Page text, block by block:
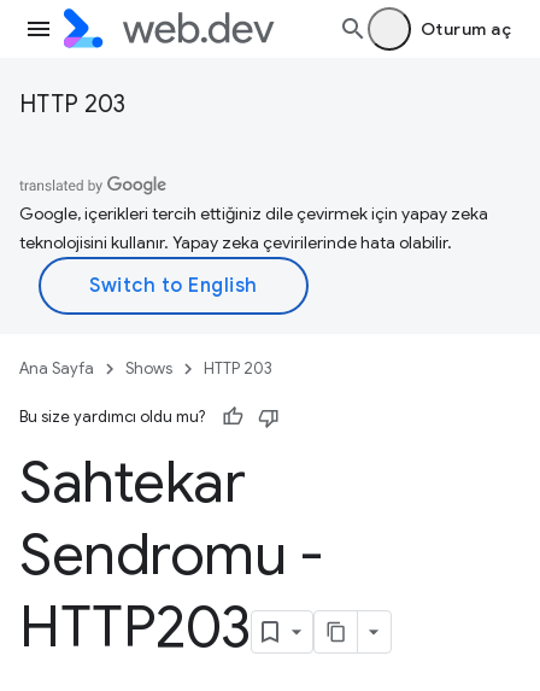
Oturum aç
HTTP 203
Google, içerikleri tercih ettiğiniz dile çevirmek için yapay zeka
teknolojisini kullanır. Yapay zeka çevirilerinde hata olabilir.
Ana Sayfa Shows HTTP 203
Bu size yardımcı oldu mu?
Sahtekar
Sendromu -
HTTP203